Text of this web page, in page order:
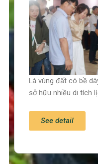
Là vùng đất có bề
sở hữu nhiều di tích
See detail